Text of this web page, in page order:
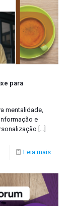
para
mentalidade,
e
Leia mais